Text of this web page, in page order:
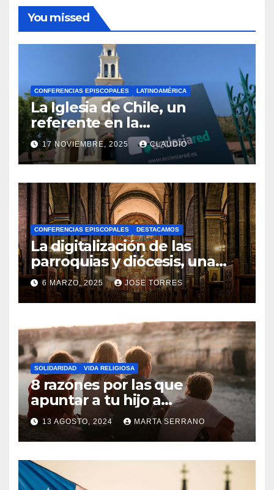
You missed
CONFERENCIAS EPISCOPALES LATINOAMÉRICA
La Iglesia de Chile, un
referente en la
transformación digital
gracias a Ecclesiared
17 NOVIEMBRE, 2025 CLAUDIO
N
O
H
A
Y
C
O
M
N
T
A
R
I
O
S
CONFERENCIAS EPISCOPALES DESTACAMOS
La digitalización de las
parroquias y diócesis, una
realidad ya para el futuro de
la Iglesia
6 MARZO, 2025 JOSE TORRES
N
O
H
A
Y
SOLIDARIDAD VIDA RELIGIOSA
8 razones por las que
apuntar a tu hijo a
Catequesis
13 AGOSTO, 2024 MARTA SERRANO
N
O